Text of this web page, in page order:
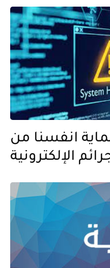
انفسنا من
الإلكترونية